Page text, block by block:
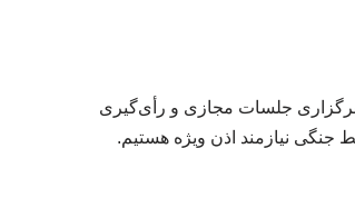
جلسات مجازی و رأی‌گیری
جنگی نیازمند اذن ویژه هستیم.